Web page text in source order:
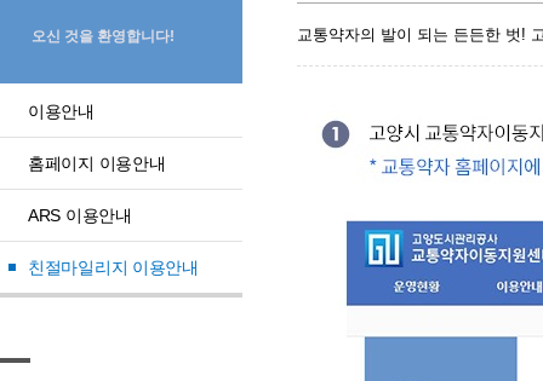
오신 것을 환영합니다!
이용안내
홈페이지 이용안내
ARS 이용안내
친절마일리지 이용안내
교통약자의 발이 되는 든든한 벗!